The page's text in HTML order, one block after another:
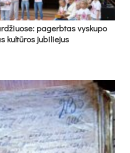
pa­gerb­tas vys­ku­po
kul­tū­ros ju­bi­lie­jus